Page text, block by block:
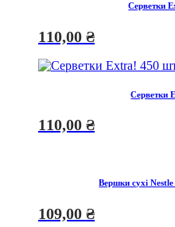
Серветки
110,00 ₴
Серветки
110,00 ₴
Вершки сухі
109,00 ₴